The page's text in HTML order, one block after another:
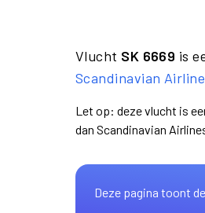
Vlucht SK 6669 is
Scandinavian
Let op: deze vlucht is
dan Scandinavian
Deze pagina toont